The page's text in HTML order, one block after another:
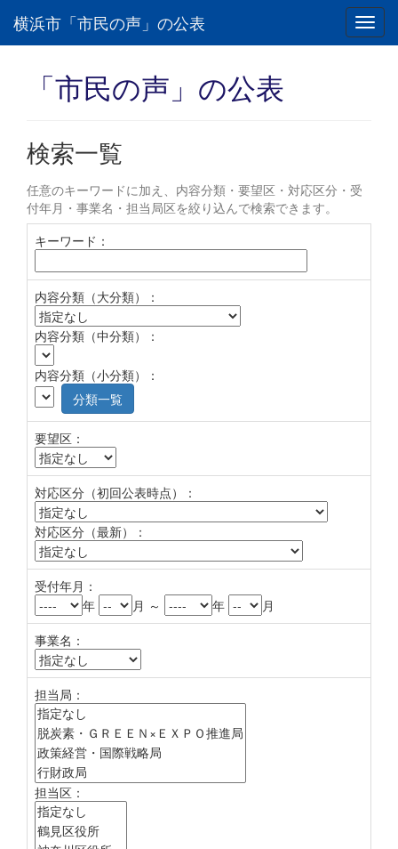
横浜市「市民の声」の公表
「市民の声」の公表
検索一覧
任意のキーワードに加え、内容分類・要望区・対応区分・受
付年月・事業名・担当局区を絞り込んで検索できます。
キーワード：
内容分類（大分類）：
内容分類（中分類）：
内容分類（小分類）：
分類一覧
要望区：
対応区分（初回公表時点）：
対応区分（最新）：
受付年月：
年
月 ～ 年
月
事業名：
担当局：
担当区：